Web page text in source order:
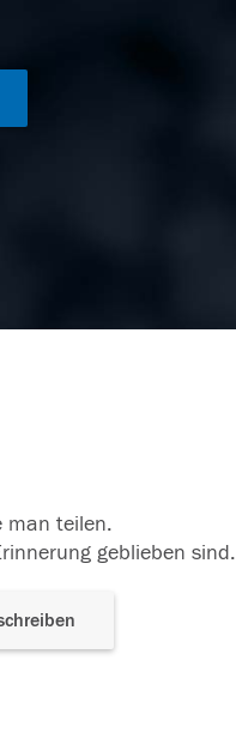
man teilen.
geblieben sind.